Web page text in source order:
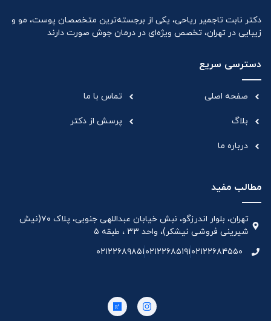
دکتر نابت تاجمیر ریاحی، یکی از برجسته‌ترین متخصصان پوست، مو و
زیبایی در تهران، تخصص ویژه‌ای در درمان جوش صورت دارند
دسترسی سریع
صفحه اصلی
بلاگ
درباره ما
تماس با ما
پرسش از دکتر
مطالب مفید
تهران، بلوار اندرزگو، نبش خیابان عبداللهی جنوبی، پلاک ۷۰(نیش
شیرینی فروشی نیشکر)، واحد ۳۳ ، طبقه ۵
۰۲۱۲۲۶۸۴۵۵۰۰۲۱۲۲۶۸۵۱۹۱۰۲۱۲۲۶۸۹۸۵۱